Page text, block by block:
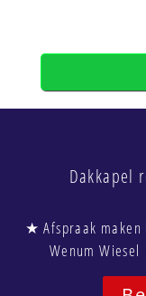
Dakkapel
★ Afspraak
Wenum